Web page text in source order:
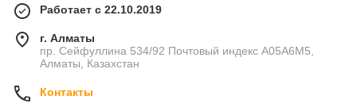
Работает с 22.10.2019
г. Алматы
пр. Сейфуллина 534/92 Почтовый индекс A05A6M5,
Алматы, Казахстан
Контакты